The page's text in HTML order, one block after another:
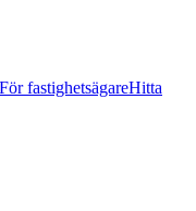
För fastighetsägareHitta